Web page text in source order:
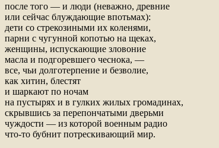
после того — и люди (неважно, древние
или сейчас блуждающие впотьмах):
дети со стрекозиными их коленями,
парни с чугунной копотью на щеках,
женщины, испускающие зловоние
масла и подгоревшего чеснока, —
все, чьи долготерпение и безволие,
как хитин, блестят
и шаркают по ночам
на пустырях и в гулких жилых громадинах,
скрывшись за перепончатыми дверьми
чуждости — из которой военным радио
что-то бубнит потрескивающий мир.